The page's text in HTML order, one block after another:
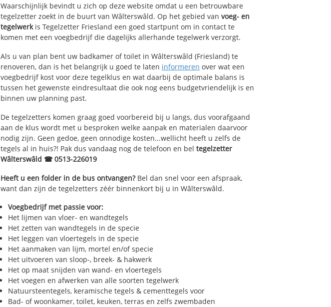
Waarschijnlijk bevindt u zich op deze website omdat u een betrouwbare
tegelzetter zoekt in de buurt van Wâlterswâld. Op het gebied van voeg- en
tegelwerkis Tegelzetter Friesland een goed startpunt om in contact te
komen met een voegbedrijf die dagelijks allerhande tegelwerk verzorgt.
Als u van plan bent uw badkamer of toilet in Wâlterswâld (Friesland) te
renoveren, dan is het belangrijk u goed te laten informeren over wat een
voegbedrijf kost voor deze tegelklus en wat daarbij de optimale balans is
tussen het gewenste eindresultaat die ook nog eens budgetvriendelijk is en
binnen uw planning past.
De tegelzetters komen graag goed voorbereid bij u langs, dus voorafgaand
aan de klus wordt met u besproken welke aanpak en materialen daarvoor
nodig zijn. Geen gedoe, geen onnodige kosten...wellicht heeft u zelfs de
tegels al in huis?! Pak dus vandaag nog de telefoon en bel tegelzetter
Wâlterswâld ☎ 0513-226019
Heeft u een folder in de bus ontvangen?Bel dan snel voor een afspraak,
want dan zijn de tegelzetters zéér binnenkort bij u in Wâlterswâld.
Voegbedrijf met passie voor:
Het lijmen van vloer- en wandtegels
Het zetten van wandtegels in de specie
Het leggen van vloertegels in de specie
Het aanmaken van lijm, mortel en/of specie
Het uitvoeren van sloop-, breek- & hakwerk
Het op maat snijden van wand- en vloertegels
Het voegen en afwerken van alle soorten tegelwerk
Natuursteentegels, keramische tegels & cementtegels voor
Bad- of woonkamer, toilet, keuken, terras en zelfs zwembaden